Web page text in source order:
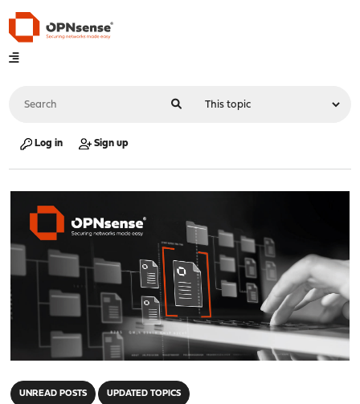
Log in Sign up
UNREAD POSTS UPDATED TOPICS